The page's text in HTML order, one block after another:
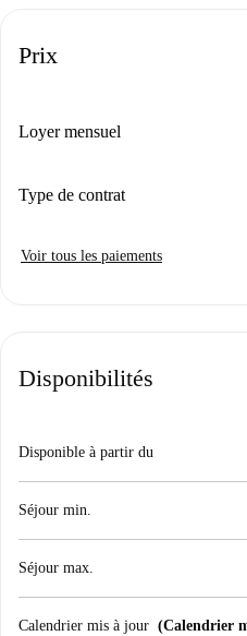
Prix
Loyer mensuel
Type de contrat
Voir tous les paiements
Disponibilités
Disponible à partir du
Séjour min.
Séjour max.
Calendrier mis à jour (Calendrier